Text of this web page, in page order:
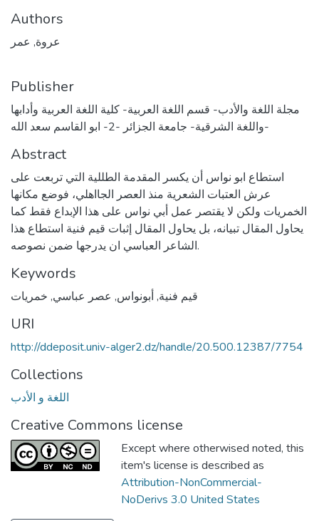
Authors
عروة, عمر
Publisher
مجلة اللغة والأدب- قسم اللغة العربية- كلية اللغة العربية وأدابها
واللغة الشرقية- جامعة الجزائر -2- ابو القاسم سعد الله-
Abstract
استطاع ابو نواس أن يكسر المقدمة الطللية التي تربعت على
عرش العتبات الشعرية منذ العصر الجااهلي، فوضع مكانها
الخمريات ولكن لا يقتصر عمل أبي نواس على هذا الإبداع فقط كما
يحاول المقال تبيانه، بل يحاول المقال إثبات قيم فنية استطاع هذا
الشاعر العباسي ان يدرجها ضمن نصوصه.
Keywords
قيم فنية, أبونواس, عصر عباسي, خمريات
URI
http://ddeposit.univ-alger2.dz/handle/20.500.12387/7754
Collections
اللغة و الأدب
Creative Commons license
Except where otherwised noted, this
item's license is described as
Attribution-NonCommercial-
NoDerivs 3.0 United States